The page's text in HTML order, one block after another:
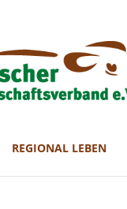
REGIONAL LEBEN